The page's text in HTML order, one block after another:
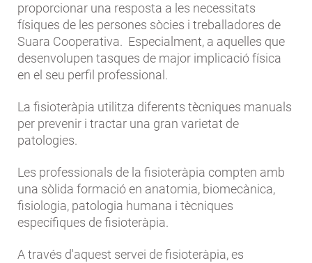
proporcionar una resposta a les necessitats
físiques de les persones sòcies i treballadores de
Suara Cooperativa. Especialment, a aquelles que
desenvolupen tasques de major implicació física
en el seu perfil professional.
La fisioteràpia utilitza diferents tècniques manuals
per prevenir i tractar una gran varietat de
patologies.
Les professionals de la fisioteràpia compten amb
una sòlida formació en anatomia, biomecànica,
fisiologia, patologia humana i tècniques
específiques de fisioteràpia.
A través d'aquest servei de fisioteràpia, es